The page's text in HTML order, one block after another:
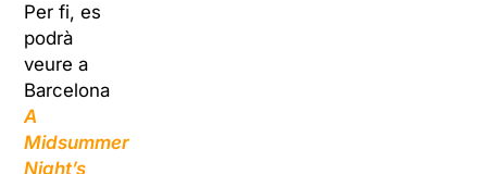
Per fi, es
podrà
veure a
Barcelona
A
Midsummer
Night’s